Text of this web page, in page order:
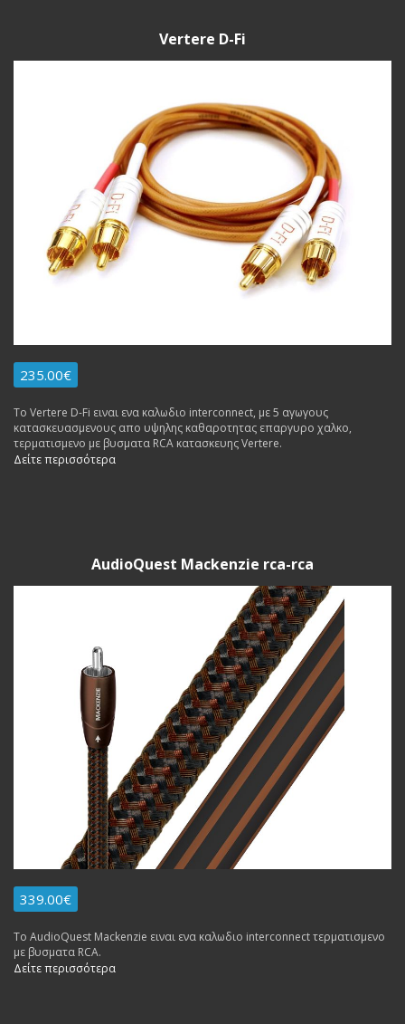
Vertere D-Fi
235.00€
To Vertere D-Fi ειναι ενα καλωδιο interconnect, με 5 αγωγους
κατασκευασμενους απο υψηλης καθαροτητας επαργυρο χαλκο,
τερματισμενο με βυσματα RCA κατασκευης Vertere.
Δείτε περισσότερα
AudioQuest Mackenzie rca-rca
339.00€
To AudioQuest Mackenzie ειναι ενα καλωδιο interconnect τερματισμενο
με βυσματα RCA.
Δείτε περισσότερα